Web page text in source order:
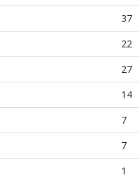
37
22
27
14
7
7
1